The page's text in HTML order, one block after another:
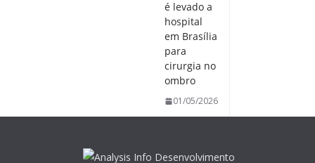
é levado a
hospital
em Brasília
para
cirurgia no
ombro
01/05/2026